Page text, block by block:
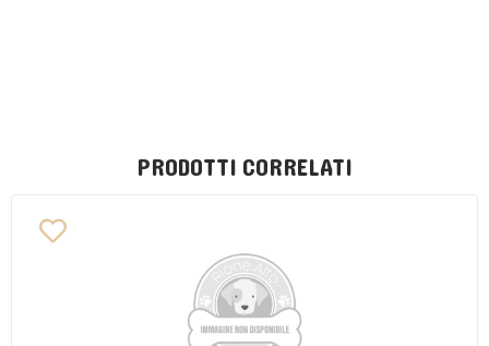
PRODOTTI CORRELATI